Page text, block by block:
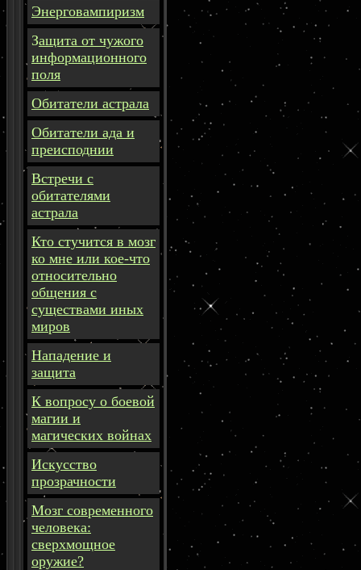
Энерговампиризм
Защита от чужого
информационного
поля
Обитатели астрала
Обитатели ада и
преисподнии
Встречи с
обитателями
астрала
Кто стучится в мозг
ко мне или кое-что
относительно
общения с
существами иных
миров
Нападение и
защита
К вопросу о боевой
магии и
магических войнах
Искусство
прозрачности
Мозг современного
человека:
сверхмощное
оружие?